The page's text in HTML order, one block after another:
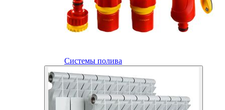
Системы полива